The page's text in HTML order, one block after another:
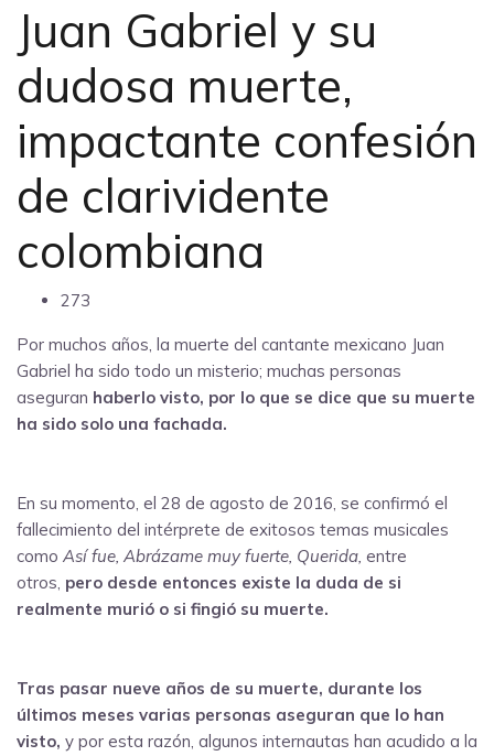
Juan Gabriel y su
dudosa muerte,
impactante confesión
de clarividente
colombiana
273
Por muchos años, la muerte del cantante mexicano Juan
Gabriel ha sido todo un misterio; muchas personas
aseguran haberlo visto, por lo que se dice que su muerte
ha sido solo una fachada.
En su momento, el 28 de agosto de 2016, se confirmó el
fallecimiento del intérprete de exitosos temas musicales
como Así fue, Abrázame muy fuerte, Querida, entre
otros, pero desde entonces existe la duda de si
realmente murió o si fingió su muerte.
Tras pasar nueve años de su muerte, durante los
últimos meses varias personas aseguran que lo han
visto, y por esta razón, algunos internautas han acudido a la